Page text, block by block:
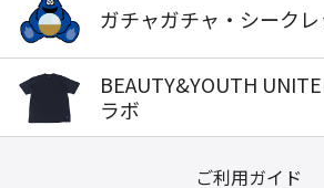
ガチャガチャ・シークレ
BEAUTY&YOUTH
ラボ
ご利用ガイド